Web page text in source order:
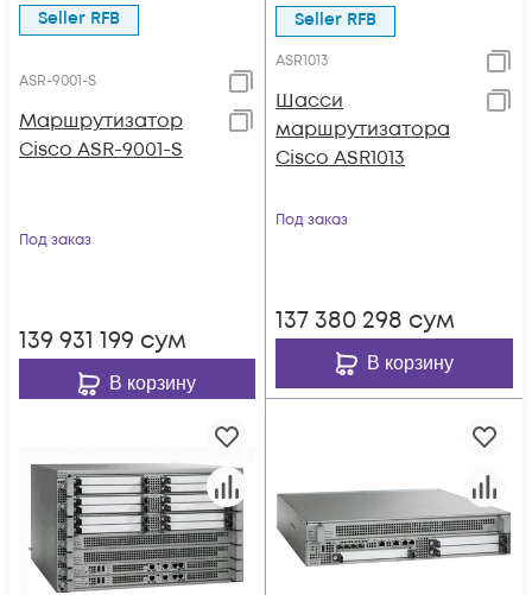
Seller RFB
ASR-9001-S
Маршрутизатор
Cisco ASR-9001-S
Под заказ
139 931 199 сум
В корзину
Seller RFB
ASR1013
Шасси
маршрутизатора
Cisco ASR1013
Под заказ
137 380 298 сум
В корзину